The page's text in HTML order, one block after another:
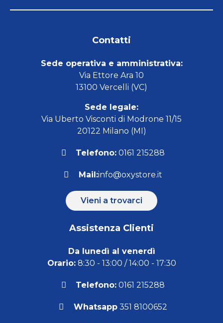
Contatti
Sede operativa e amministrativa:
Via Ettore Ara 10
13100 Vercelli (VC)
Sede legale:
Via Uberto Visconti di Modrone 11/15
20122 Milano (MI)
Telefono: 0161 215288
Mail:info@oxystore.it
Vieni a trovarci
Assistenza Clienti
Da lunedì al venerdì
Orario:8:30 - 13:00 / 14:00 - 17:30
Telefono: 0161 215288
Whatsapp351 8100652